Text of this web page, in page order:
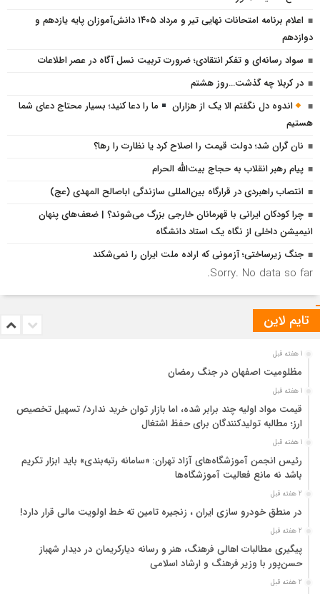
اعلام برنامه امتحانات نهایی تیر و مرداد ۱۴۰۵ دانش‌آموزان پایه یازدهم و
دوازدهم
سواد رسانه‌ای و تفکر انتقادی؛ ضرورت تربیت نسل آگاه در عصر اطلاعات
در کربلا چه گذشت…روز هشتم
اندوه دل نگفتم الا یک از هزاران
ما را دعا کنید؛ بسیار محتاج دعای شما
هستیم
نان گران شد؛ دولت قیمت را اصلاح کرد یا نظارت را رها؟
پیام رهبر انقلاب به حجاج بیت‌الله الحرام
انتصاب راهبردی در قرارگاه بین‌المللی سازندگی اباصالح المهدی (عج)
چرا کودکان ایرانی با قهرمانان خارجی بزرگ می‌شوند؟ | ضعف‌های پنهان
انیمیشن داخلی از نگاه یک استاد دانشگاه
جنگ زیرساختی؛ آزمونی که اراده ملت ایران را نمی‌شکند
Sorry. No data so far.
تایم لاین
1 هفته قبل
مظلومیت اصفهان در جنگ رمضان
1 هفته قبل
قیمت مواد اولیه چند برابر شده، اما بازار توان خرید ندارد/ تسهیل تخصیص
ارز؛ مطالبه تولیدکنندگان برای حفظ اشتغال
1 هفته قبل
رئیس انجمن آموزشگاه‌های آزاد تهران: «سامانه رتبه‌بندی» باید ابزار تکریم
باشد نه مانع فعالیت آموزشگاه‌ها
2 هفته قبل
در منطق خودرو سازی ایران ، زنجیره تامین ته خط اولویت مالی قرار دارد!
2 هفته قبل
پیگیری مطالبات اهالی فرهنگ، هنر و رسانه دیارکریمان در دیدار شهباز
حسن‌پور با وزیر فرهنگ و ارشاد اسلامی
2 هفته قبل